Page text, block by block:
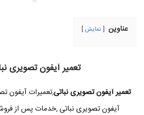
عناوین نمایش
تعمیر آیفون تصویری
تعمیر آیفون تصویری نباتی,تعمیرات آیفون
آیفون تصویری نباتی ,خدمات پس از